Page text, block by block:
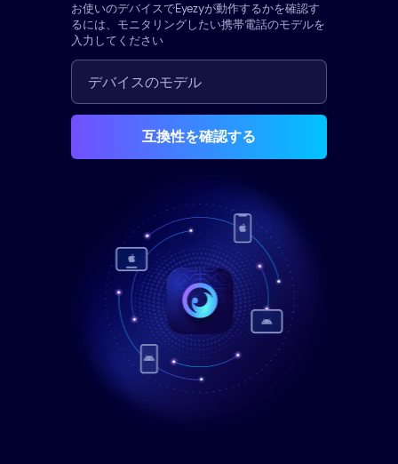
お使いのデバイスでEyezyが動作するかを確認す
るには、モニタリングしたい携帯電話のモデルを
入力してください
互換性を確認する